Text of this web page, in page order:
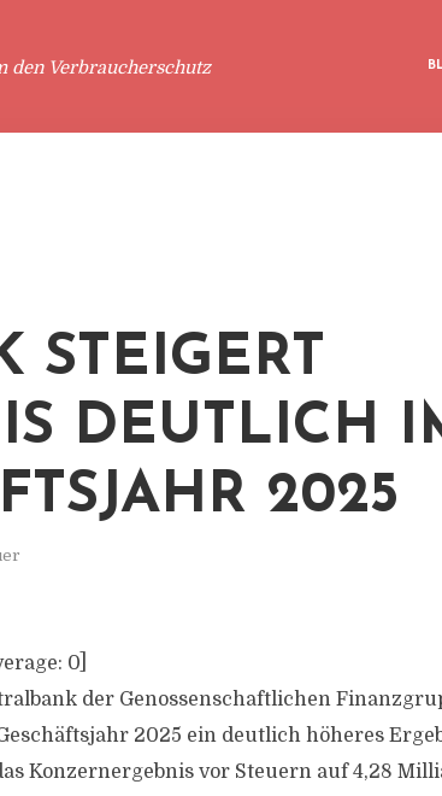
Verbraucherschutz
STEIGERT
DEUTLICH
2025
0
der Genossenschaftlichen
2025 ein deutlich höheres
Konzernergebnis vor Steuern auf 4,28